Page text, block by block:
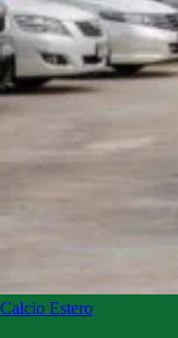
Calcio Estero